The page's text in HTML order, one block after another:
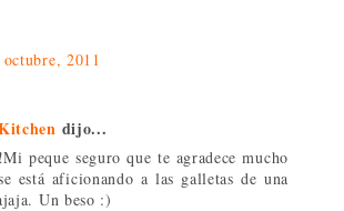
2011
dijo...
peque seguro que te agradece mucho
está aficionando a las galletas de una
Un beso :)